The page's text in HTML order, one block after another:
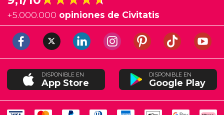
+5.000.000 opiniones de Civitatis
DISPONIBLE EN
App Store
DISPONIBLE EN
Google Play